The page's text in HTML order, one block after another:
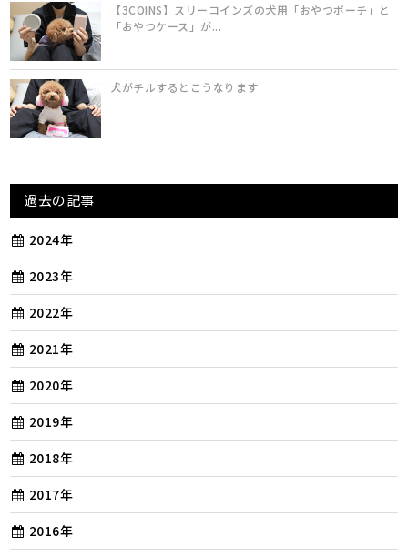
【3COINS】スリーコインズの犬用「おやつポーチ」と
「おやつケース」が...
犬がチルするとこうなります
過去の記事
2024年
2023年
2022年
2021年
2020年
2019年
2018年
2017年
2016年